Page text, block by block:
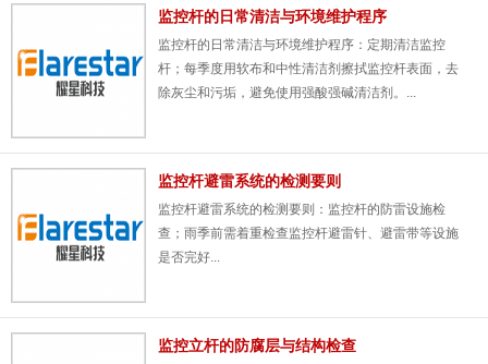
监控杆的日常清洁与环境维护程序
监控杆​的日常清洁与环境维护程序：定期清洁监控
杆；每季度用软布和中性清洁剂擦拭监控杆表面，去
除灰尘和污垢，避免使用强酸强碱清洁剂。...
监控杆避雷系统的检测要则
监控杆​避雷系统的检测要则：监控杆的防雷设施检
查；雨季前需着重检查监控杆避雷针、避雷带等设施
是否完好...
监控立杆的防腐层与结构检查